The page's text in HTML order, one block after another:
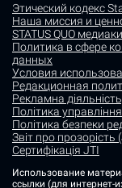
Этический кодекс
Наша миссия и
STATUS QUO
Политика в сфере
данных
Условия
Редакционная
Рекламна
Політика
Політика безпеки
Звіт про прозорість
Сертифікація JTI
Использование
ссылки (для интернет-